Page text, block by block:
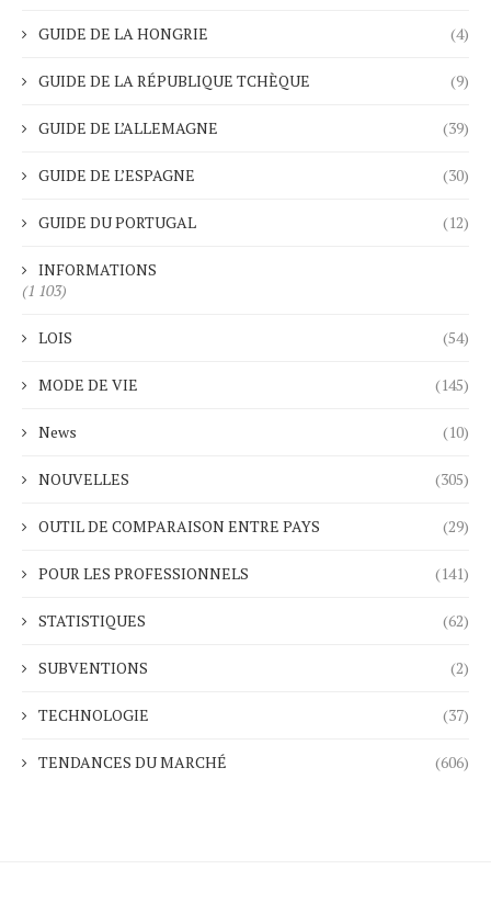
GUIDE DE LA HONGRIE (4)
GUIDE DE LA RÉPUBLIQUE TCHÈQUE (9)
GUIDE DE L’ALLEMAGNE (39)
GUIDE DE L’ESPAGNE (30)
GUIDE DU PORTUGAL (12)
INFORMATIONS
(1 103)
LOIS (54)
MODE DE VIE (145)
News (10)
NOUVELLES (305)
OUTIL DE COMPARAISON ENTRE PAYS (29)
POUR LES PROFESSIONNELS (141)
STATISTIQUES (62)
SUBVENTIONS (2)
TECHNOLOGIE (37)
TENDANCES DU MARCHÉ (606)